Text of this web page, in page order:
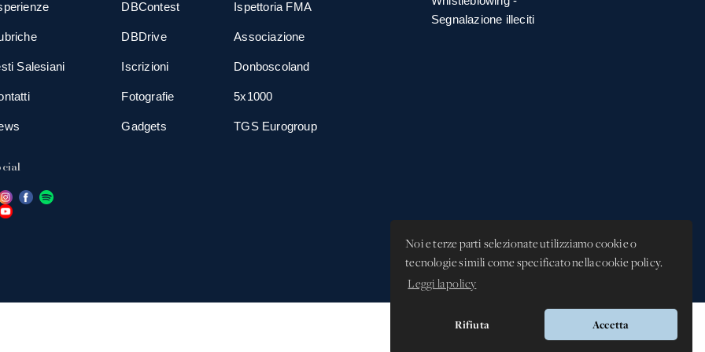
Noi e terze parti selezionate utilizziamo cookie o
tecnologie simili come specificato nella cookie policy.
Leggi la policy
Rifiuta Accetta
Salesiani
DBContest
DBDrive
Iscrizioni
Fotografie
Gadgets
Ispettoria FMA
Associazione
Donboscoland
5x1000
TGS Eurogroup
Segnalazione illeciti